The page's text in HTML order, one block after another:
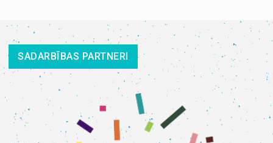
SADARBĪBAS PARTNERI